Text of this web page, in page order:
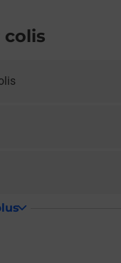
colis